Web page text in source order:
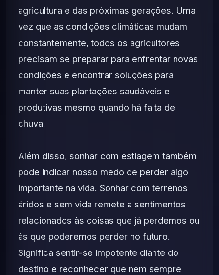
agricultura e das próximas gerações. Uma
vez que as condições climáticas mudam
constantemente, todos os agricultores
precisam se preparar para enfrentar novas
condições e encontrar soluções para
manter suas plantações saudáveis ​​e
produtivas mesmo quando há falta de
chuva.
Além disso, sonhar com estiagem também
pode indicar nosso medo de perder algo
importante na vida. Sonhar com terrenos
áridos e sem vida remete a sentimentos
relacionados às coisas que já perdemos ou
às que poderemos perder no futuro.
Significa sentir-se impotente diante do
destino e reconhecer que nem sempre